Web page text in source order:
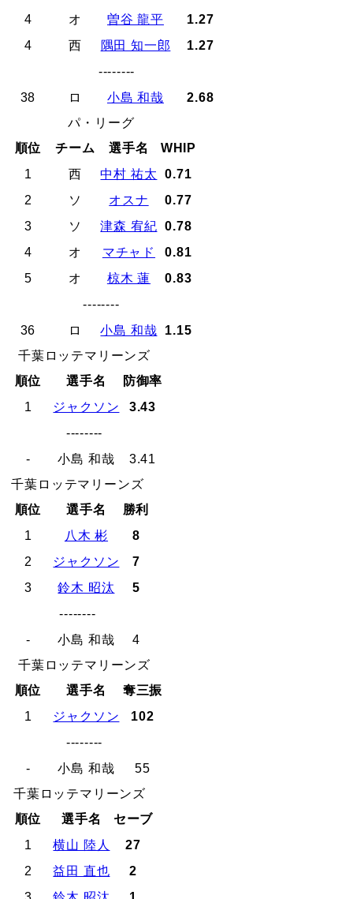
4
オ 曽谷 龍平
1.27
4
西 隅田 知一郎
1.27
--------
38
ロ 小島 和哉
2.68
パ・リーグ
順位
チーム 選手名
WHIP
1
西 中村 祐太
0.71
2
ソ オスナ
0.77
3
ソ 津森 宥紀
0.78
4
オ マチャド
0.81
5
オ 椋木 蓮
0.83
--------
36
ロ 小島 和哉
1.15
千葉ロッテマリーンズ
順位
選手名
防御率
1
ジャクソン
3.43
--------
-
小島 和哉
3.41
千葉ロッテマリーンズ
順位
選手名
勝利
1
八木 彬
8
2
ジャクソン
7
3
鈴木 昭汰
5
--------
-
小島 和哉
4
千葉ロッテマリーンズ
順位
選手名
奪三振
1
ジャクソン
102
--------
-
小島 和哉
55
千葉ロッテマリーンズ
順位
選手名
セーブ
1
横山 陸人
27
2
益田 直也
2